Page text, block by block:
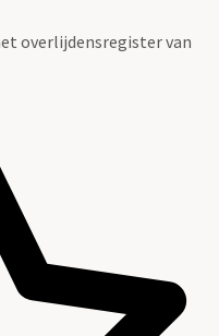
overlijdensregister van